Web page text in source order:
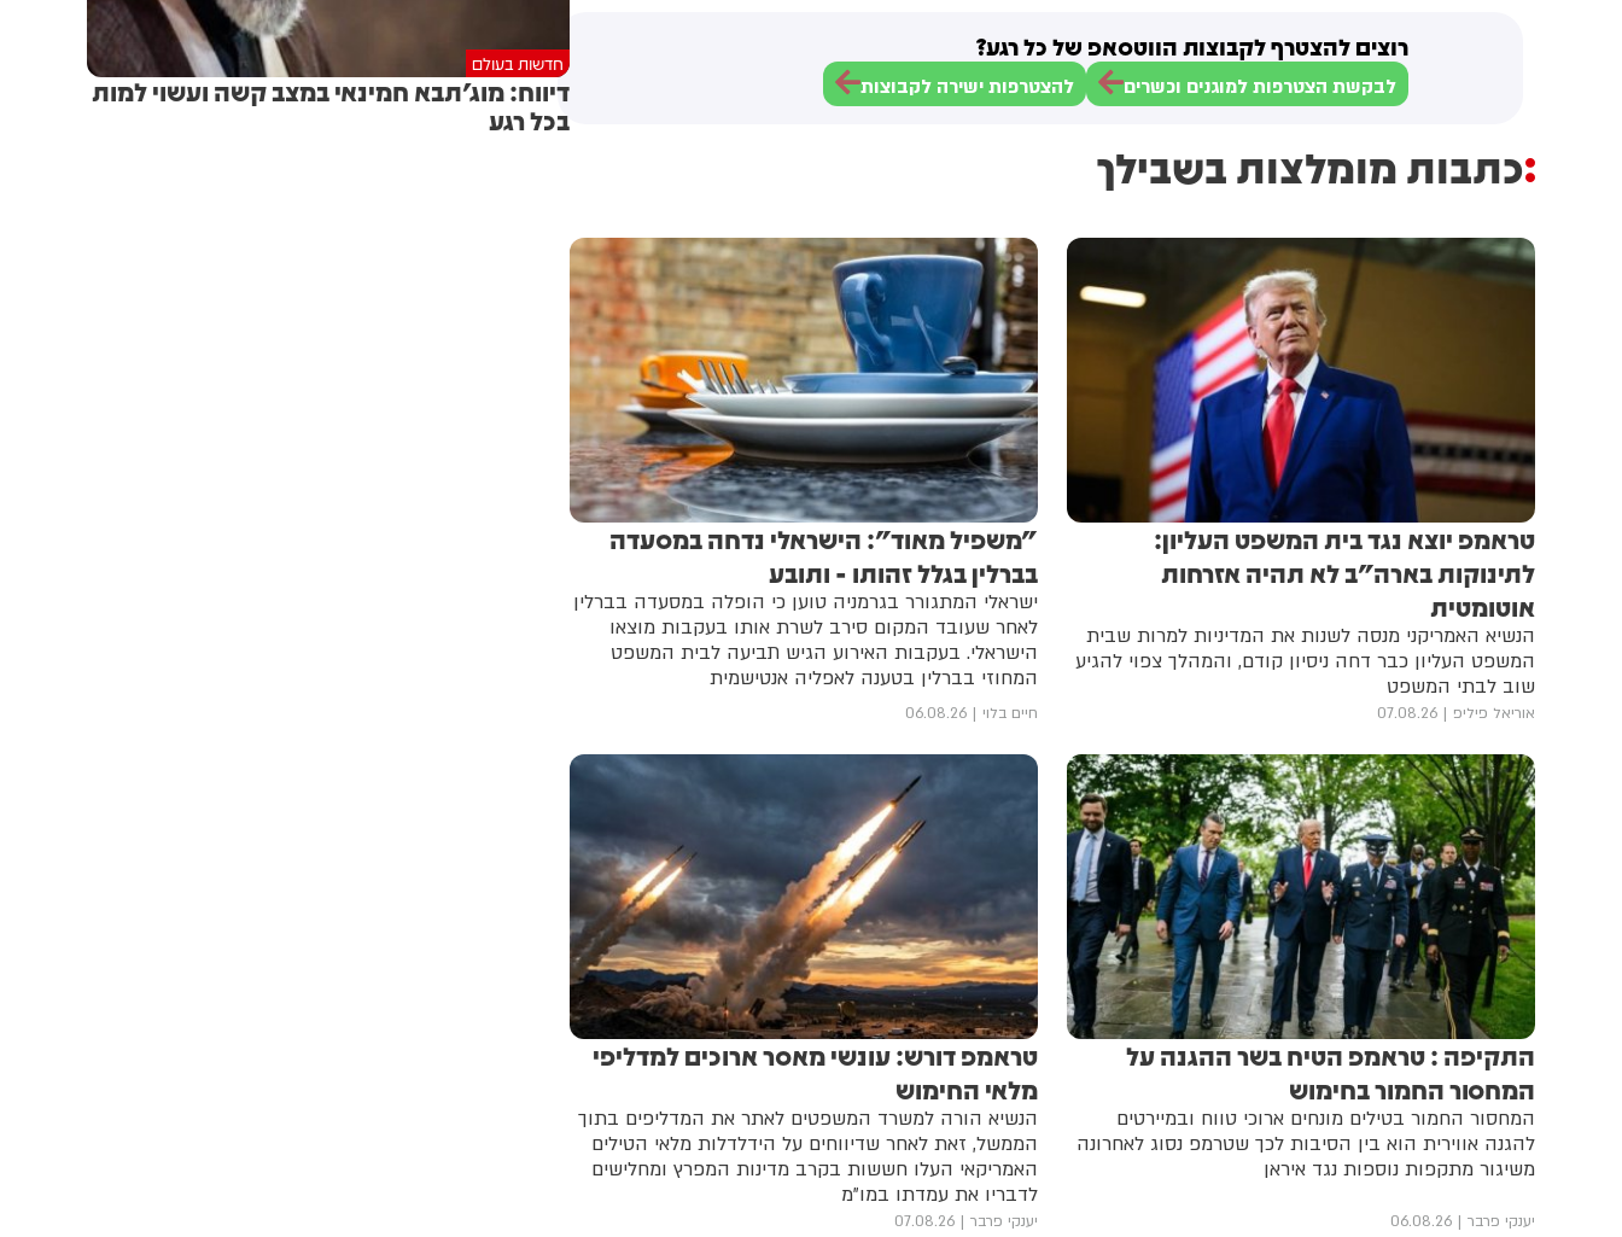
רוצים להצטרף לקבוצות הווטסאפ של כל רגע?
לבקשת הצטרפות למוגנים וכשרים להצטרפות ישירה לקבוצות
כתבות מומלצות בשבילך
טראמפ יוצא נגד בית המשפט העליון:
לתינוקות בארה"ב לא תהיה אזרחות
אוטומטית
הנשיא האמריקני מנסה לשנות את המדיניות למרות שבית
המשפט העליון כבר דחה ניסיון קודם, והמהלך צפוי להגיע
שוב לבתי המשפט
אוריאל פיליפ 07.08.26
"משפיל מאוד": הישראלי נדחה במסעדה
בברלין בגלל זהותו - ותובע
ישראלי המתגורר בגרמניה טוען כי הופלה במסעדה בברלין
לאחר שעובד המקום סירב לשרת אותו בעקבות מוצאו
הישראלי. בעקבות האירוע הגיש תביעה לבית המשפט
המחוזי בברלין בטענה לאפליה אנטישמית
חיים בלוי 06.08.26
התקיפה : טראמפ הטיח בשר ההגנה על
המחסור החמור בחימוש
המחסור החמור בטילים מונחים ארוכי טווח ובמיירטים
להגנה אווירית הוא בין הסיבות לכך שטרמפ נסוג לאחרונה
משיגור מתקפות נוספות נגד איראן
יענקי פרבר 06.08.26
טראמפ דורש: עונשי מאסר ארוכים למדליפי
מלאי החימוש
הנשיא הורה למשרד המשפטים לאתר את המדליפים בתוך
הממשל, זאת לאחר שדיווחים על הידלדלות מלאי הטילים
האמריקאי העלו חששות בקרב מדינות המפרץ ומחלישים
לדבריו את עמדתו במו"מ
יענקי פרבר 07.08.26
חדשות בעולם
דיווח: מוג'תבא חמינאי במצב קשה ועשוי למות
בכל רגע